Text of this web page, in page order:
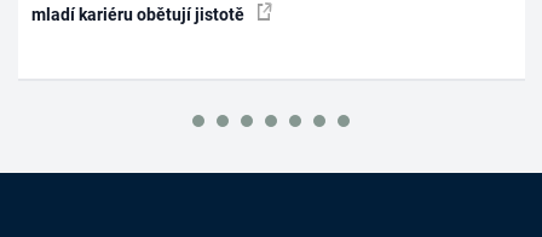
mladí kariéru obětují jistotě